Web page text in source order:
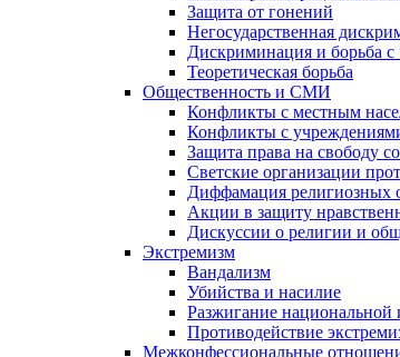
Защита от гонений
Негосударственная
Дискриминация и борьба с
Теоретическая борьба
Общественность и СМИ
Конфликты с местным
Конфликты с
Защита права на свободу
Светские организации
Диффамация
Акции в защиту
Дискуссии о религии и
Экстремизм
Вандализм
Убийства и насилие
Разжигание
Противодействие
Межконфессиональные